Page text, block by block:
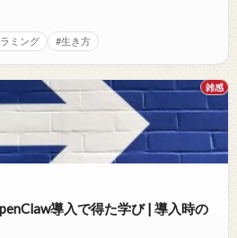
ミング #生き方
雑感
導入で得た学び | 導入時の